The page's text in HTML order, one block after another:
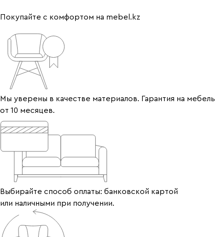
Покупайте с комфортом на mebel.kz
Мы уверены в качестве материалов. Гарантия на мебель
от 10 месяцев.
Выбирайте способ оплаты: банковской картой
или наличными при получении.